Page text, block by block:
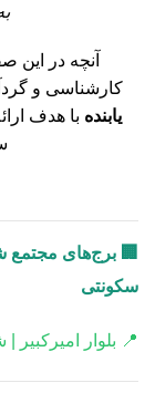
آنچه در
کارشناسی و
یابنده با هدف
🏢 برج‌های مجتمع
سکونتی
📍 بلوار امیرکبیر |